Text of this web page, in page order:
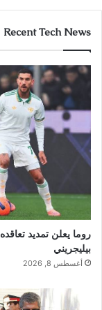
Recent Tech News
روما يعلن تمديد
بيليجريني
أغسطس 8, 2026